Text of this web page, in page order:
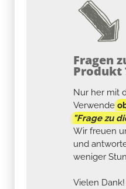
Fragen
Produkt
Nur her mit
Verwende
"Frage zu
Wir freuen
und
weniger
Vielen Dank!